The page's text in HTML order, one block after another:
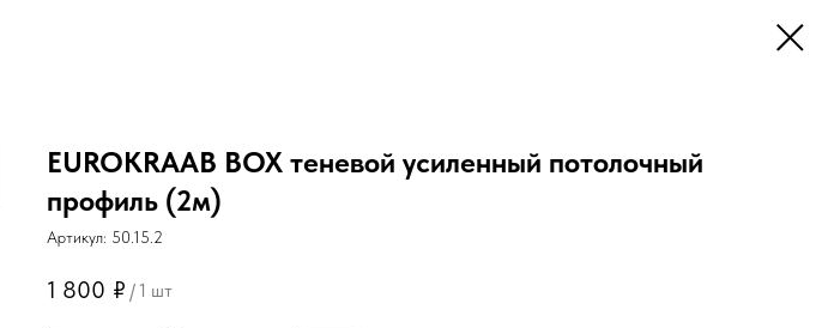
EUROKRAAB BOX теневой усиленный потолочный
профиль (2м)
Артикул: 50.15.2
1 800 ₽ / 1 шт